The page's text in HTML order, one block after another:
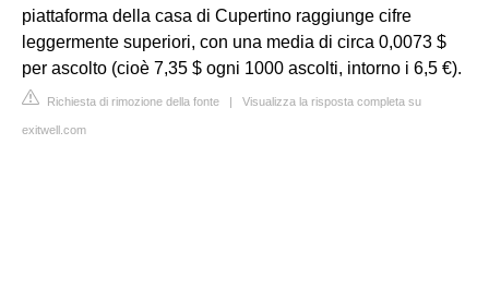
piattaforma della casa di Cupertino raggiunge cifre
leggermente superiori, con una media di circa 0,0073 $
per ascolto (cioè 7,35 $ ogni 1000 ascolti, intorno i 6,5 €).
Richiesta di rimozione della fonte | Visualizza la risposta completa su
exitwell.com